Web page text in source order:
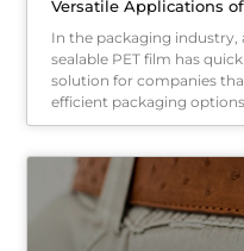
Versatile Applications
In the packaging industry,
sealable PET film has
solution for companies
efficient packaging